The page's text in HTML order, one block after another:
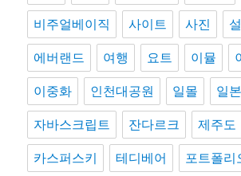
비주얼베이직 사이트 사진
에버랜드 여행 요트 이뮬
이중화 인천대공원 일몰 일본
자바스크립트 잔다르크 제주도
카스퍼스키 테디베어 포트폴리